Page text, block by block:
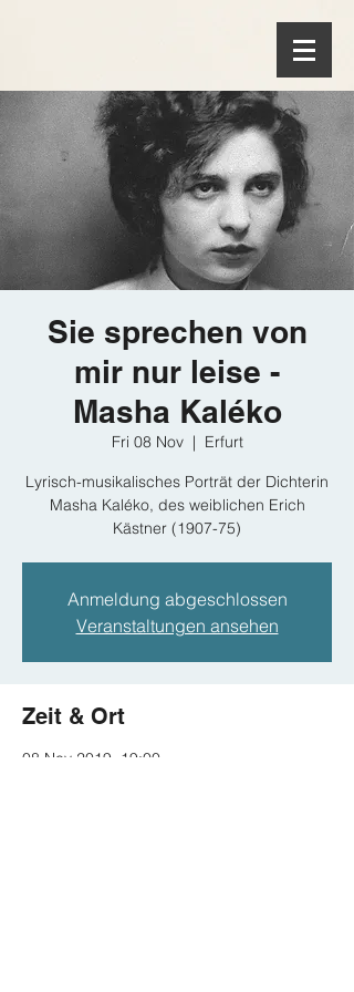
Sie sprechen von
mir nur leise -
Masha Kaléko
Fri 08 Nov
  |
Erfurt
Lyrisch-musikalisches Porträt der Dichterin
Masha Kaléko, des weiblichen Erich
Kästner (1907-75)
Anmeldung abgeschlossen
Veranstaltungen ansehen
Zeit & Ort
08 Nov 2019, 19:00